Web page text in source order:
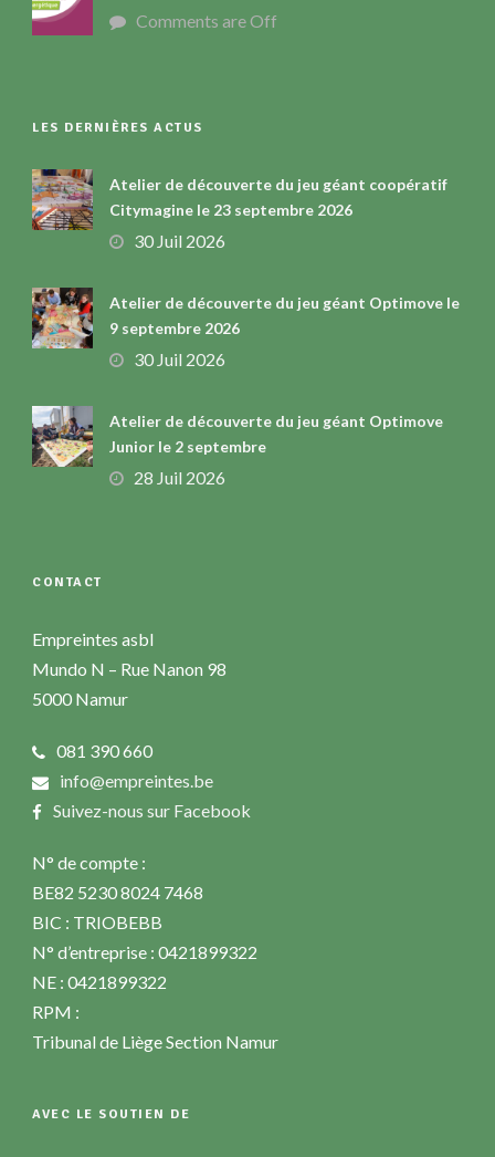
Comments are Off
LES DERNIÈRES ACTUS
Atelier de découverte du jeu géant coopératif
Citymagine le 23 septembre 2026
30 Juil 2026
Atelier de découverte du jeu géant Optimove le
9 septembre 2026
30 Juil 2026
Atelier de découverte du jeu géant Optimove
Junior le 2 septembre
28 Juil 2026
CONTACT
Empreintes asbl
Mundo N – Rue Nanon 98
5000 Namur
081 390 660
info@empreintes.be
Suivez-nous sur Facebook
N° de compte :
BE82 5230 8024 7468
BIC : TRIOBEBB
N° d’entreprise : 0421899322
NE : 0421899322
RPM :
Tribunal de Liège Section Namur
AVEC LE SOUTIEN DE